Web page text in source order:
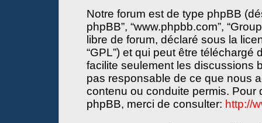
Notre forum est de type phpBB
phpBB”, “www.phpbb.com”,
libre de forum, déclaré sous la
“GPL”) et qui peut être téléchargé
facilite seulement les discussions
pas responsable de ce que nous
contenu ou conduite permis. Pour
phpBB, merci de consulter: http://